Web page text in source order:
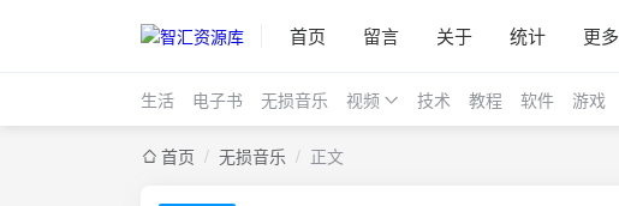
首页 留言 关于 统计 更多
生活 电子书 无损音乐 视频 技术 教程 软件 游戏
首页 / 无损音乐 / 正文